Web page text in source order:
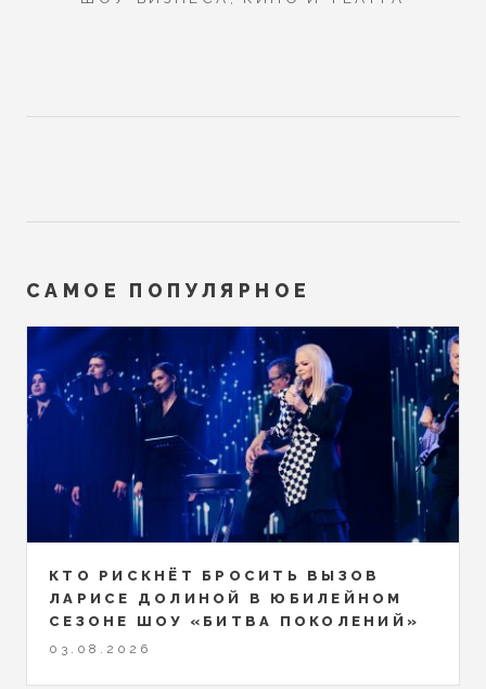
САМОЕ ПОПУЛЯРНОЕ
КТО РИСКНЁТ БРОСИТЬ ВЫЗОВ
ЛАРИСЕ ДОЛИНОЙ В ЮБИЛЕЙНОМ
СЕЗОНЕ ШОУ «БИТВА ПОКОЛЕНИЙ»
03.08.2026